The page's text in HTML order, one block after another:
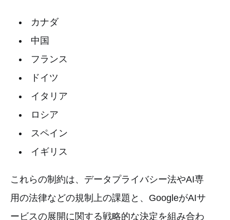
カナダ
中国
フランス
ドイツ
イタリア
ロシア
スペイン
イギリス
これらの制約は、データプライバシー法やAI専
用の法律などの規制上の課題と、GoogleがAIサ
ービスの展開に関する戦略的な決定を組み合わ